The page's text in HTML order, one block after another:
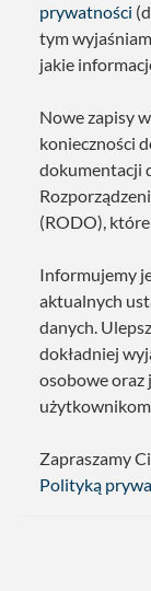
prywatności
tym
jakie
Nowe zapisy
konieczności
dokumentacji
(RODO),
Informujemy
aktualnych
danych.
dokładniej
osobowe oraz
Zapraszamy
Polityką